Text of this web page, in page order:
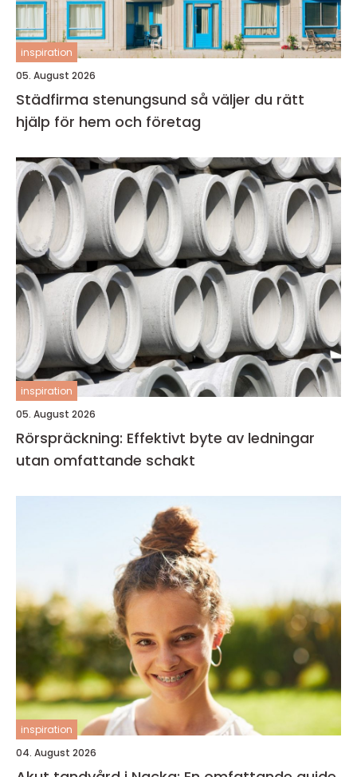
inspiration
05. August 2026
Städfirma stenungsund så väljer du rätt
hjälp för hem och företag
inspiration
05. August 2026
Rörspräckning: Effektivt byte av ledningar
utan omfattande schakt
inspiration
04. August 2026